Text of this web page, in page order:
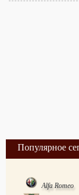
Популярное
Alfa Romeo